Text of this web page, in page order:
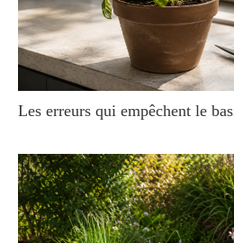
Les erreurs qui empêchent le